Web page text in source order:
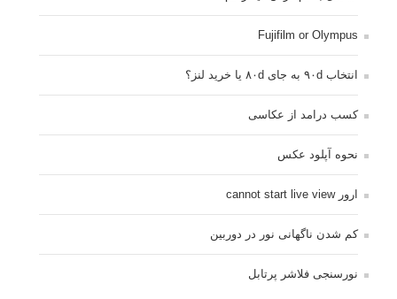
Fujifilm or Olympus
انتخاب ۹۰d به جای ۸۰d یا خرید لنز؟
کسب درامد از عکاسی
نحوه آپلود عکس
ارور cannot start live view
کم شدن ناگهانی نور در دوربین
نورسنجی فلاشر پرتابل